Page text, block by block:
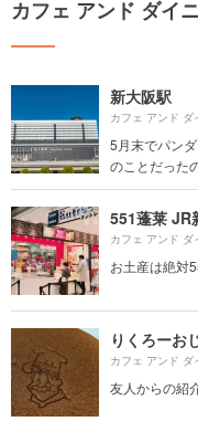
カフェ アンド ダイ
新大阪駅
カフェ アンド
5月末でパン
のことだった
551蓬莱 JR
カフェ アンド
お土産は絶対
りくろーお
カフェ アンド
友人からの紹